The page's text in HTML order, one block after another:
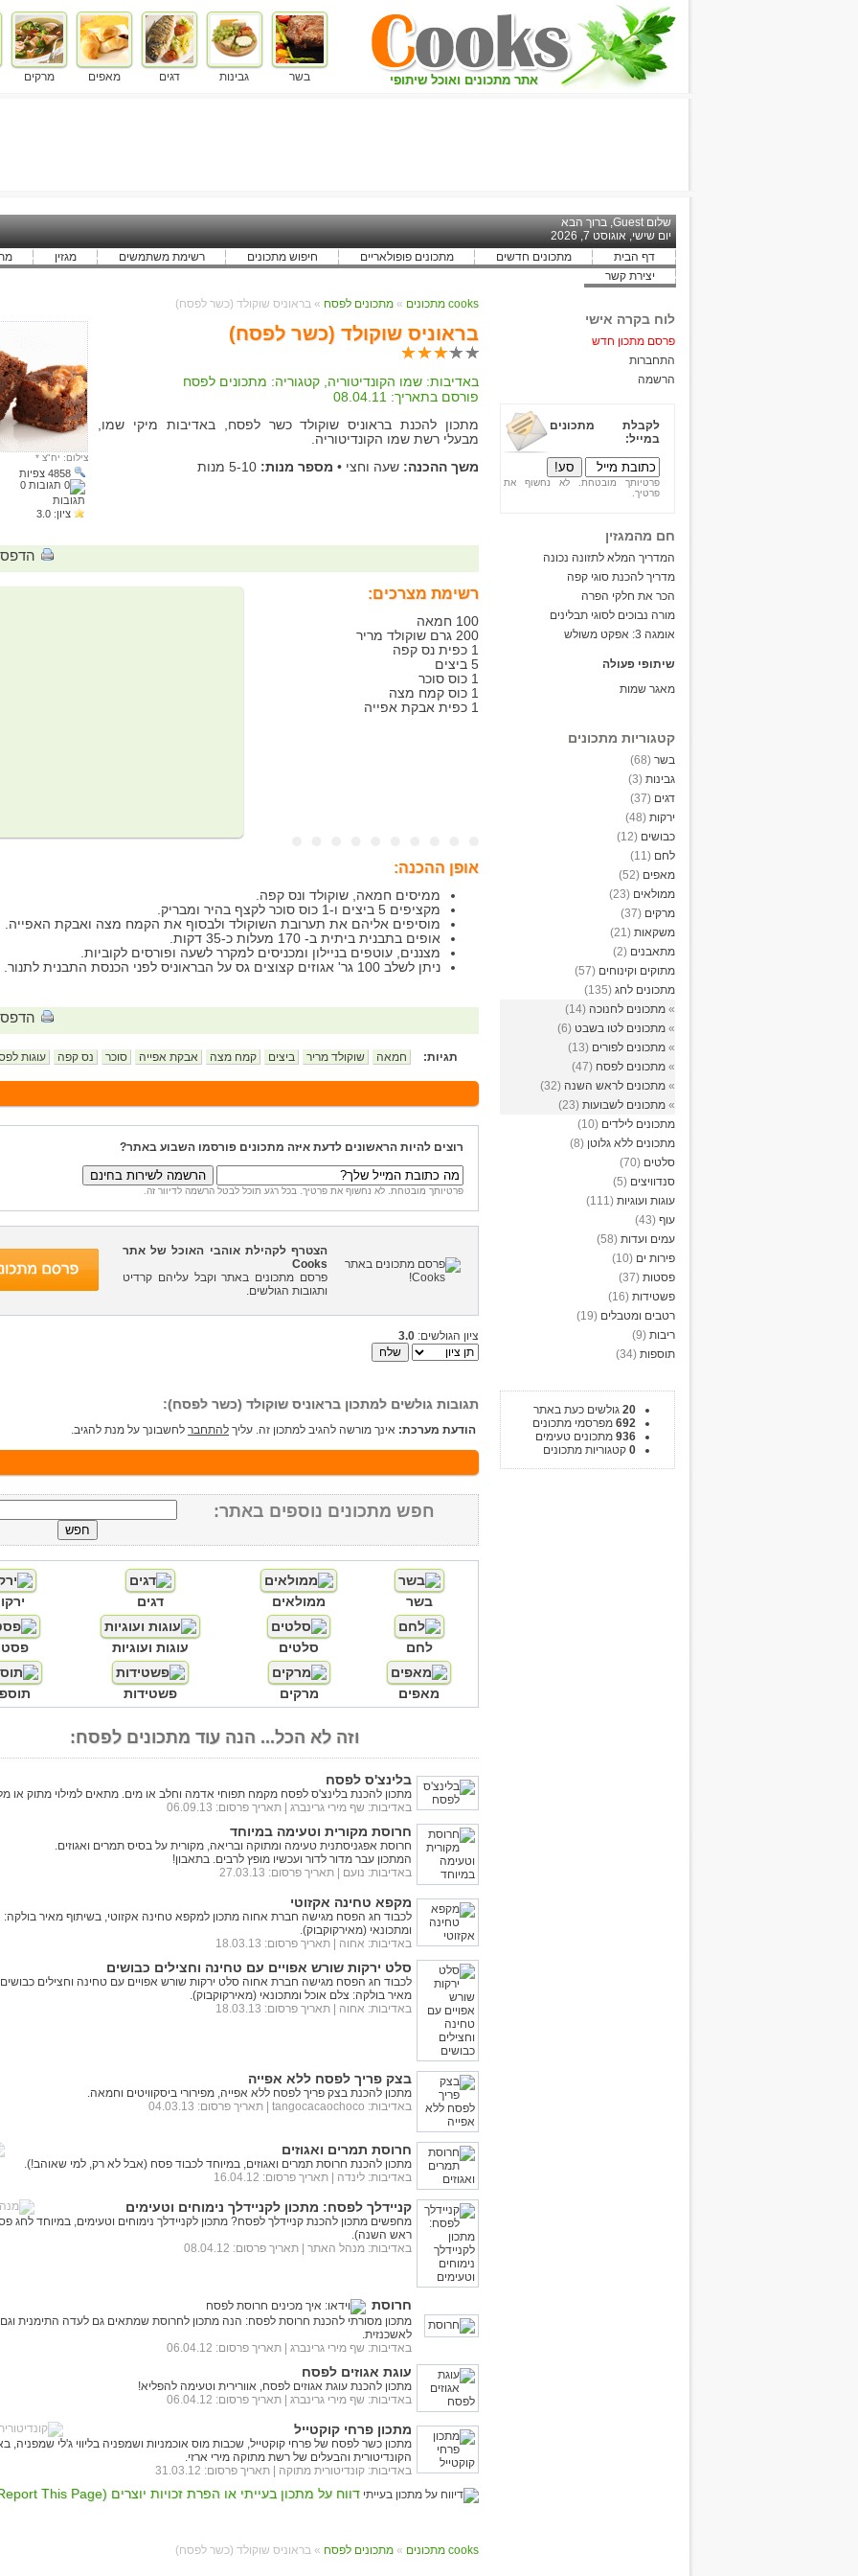
אתר מתכונים ואוכל שיתופי בשר גבינות דגים מאפים מרקים
שלום Guest, ברוך הבא
יום שישי, אוגוסט 7, 2026
דף הבית
מתכונים חדשים מתכונים פופולאריים חיפוש מתכונים רשימת משתמשים מגזין
יצירת קשר
לוח בקרה אישי
פרסם מתכון חדש
התחברות
הרשמה
לקבלת מתכונים
במייל:
פרטיותך מובטחת. לא נחשוף את
פרטיך.
חם מהמגזין
המדריך המלא לתזונה נכונה
מדריך להכנת סוגי קפה
הכר את חלקי הפרה
מורה נבוכים לסוגי תבלינים
אומגה 3: אפקט משולש
שיתופי פעולה
מאגר שמות
קטגוריות מתכונים
בשר (68)
גבינות (3)
דגים (37)
ירקות (48)
כבושים (12)
לחם (11)
מאפים (52)
ממולאים (23)
מרקים (37)
משקאות (21)
מתאבנים (2)
מתוקים וקינוחים (57)
מתכונים לחג (135)
» מתכונים לחנוכה (14)
» מתכונים לטו בשבט (6)
» מתכונים לפורים (13)
» מתכונים לפסח (47)
» מתכונים לראש השנה (32)
» מתכונים לשבועות (23)
מתכונים לילדים (10)
מתכונים ללא גלוטן (8)
סלטים (70)
סנדוויצים (5)
עוגות ועוגיות (111)
עוף (43)
עמים ועדות (58)
פירות ים (10)
פסטות (37)
פשטידות (16)
רטבים ומטבלים (19)
ריבות (9)
תוספות (34)
20 גולשים כעת באתר
692 מפרסמי מתכונים
936 מתכונים טעימים
0 קטגוריות מתכונים
צילום: יח"צ *
תגובות
ציון: 3.0
cooks מתכונים » מתכונים לפסח » בראוניס שוקולד (כשר לפסח)
בראוניס שוקולד (כשר לפסח)
באדיבות: שמו הקונדיטוריה, קטגוריה: מתכונים לפסח
פורסם בתאריך: 08.04.11
מתכון להכנת בראוניס שוקולד כשר לפסח, באדיבות מיקי שמו,
מבעלי רשת שמו הקונדיטוריה.
משך ההכנה: שעה וחצי • מספר מנות: 5-10 מנות
רשימת מצרכים:
100 חמאה
200 גרם שוקולד מריר
1 כפית נס קפה
5 ביצים
1 כוס סוכר
1 כוס קמח מצה
1 כפית אבקת אפייה
אופן ההכנה:
ממיסים חמאה, שוקולד ונס קפה.
מקציפים 5 ביצים ו-1 כוס סוכר לקצף בהיר ומבריק.
מוסיפים אליהם את תערובת השוקולד ולבסוף את הקמח מצה ואבקת האפייה.
אופים בתבנית ביתית ב- 170 מעלות כ-35 דקות.
מצננים, עוטפים בניילון ומכניסים למקרר לשעה ופורסים לקוביות.
ניתן לשלב 100 גר' אגוזים קצוצים גס על הבראוניס לפני הכנסת התבנית לתנור.
תגיות: חמאה שוקולד מריר ביצים קמח מצה אבקת אפייה סוכר נס קפה עוגות
רוצים להיות הראשונים לדעת איזה מתכונים פורסמו השבוע באתר?
פרטיותך מובטחת. לא נחשוף את פרטיך. בכל רגע תוכל לבטל הרשמה לדיוור זה.
הצטרף לקהילת אוהבי האוכל של אתר
Cooks
פרסם מתכונים באתר וקבל עליהם קרדיט
ותגובות הגולשים.
ציון הגולשים: 3.0
תגובות גולשים למתכון בראוניס שוקולד (כשר לפסח):
הודעת מערכת: אינך מורשה להגיב למתכון זה. עליך להתחבר לחשבונך על מנת להגיב.
חפש מתכונים נוספים באתר:
בשר ממולאים דגים
לחם סלטים עוגות ועוגיות
מאפים מרקים פשטידות
וזה לא הכל... הנה עוד מתכונים לפסח:
בלינצ'ס לפסח
מתכון להכנת בלינצ'ס לפסח מקמח תפוחי אדמה וחלב או מים. מתאים למילוי מתוק או
באדיבות: שף מירי גרינברג | תאריך פרסום: 06.09.13
חרוסת מקורית וטעימה במיוחד
חרוסת אפגניסתנית טעימה ומתוקה ובריאה, מקורית על בסיס תמרים ואגוזים.
המתכון עבר מדור לדור ועכשיו מופץ לרבים. בתאבון!
באדיבות: נועם | תאריך פרסום: 27.03.13
מקפא טחינה אקזוטי
לכבוד חג הפסח מגישה חברת אחוה מתכון למקפא טחינה אקזוטי, בשיתוף מאיר בולקה:
ומתכונאי (מאירקוקבוק).
באדיבות: אחוה | תאריך פרסום: 18.03.13
סלט ירקות שורש אפויים עם טחינה וחצילים כבושים
לכבוד חג הפסח מגישה חברת אחוה סלט ירקות שורש אפויים עם טחינה וחצילים
מאיר בולקה: צלם אוכל ומתכונאי (מאירקוקבוק).
באדיבות: אחוה | תאריך פרסום: 18.03.13
בצק פריך לפסח ללא אפייה
מתכון להכנת בצק פריך לפסח ללא אפייה, מפירורי ביסקוויטים וחמאה.
באדיבות: tangocacaochoco | תאריך פרסום: 04.03.13
חרוסת תמרים ואגוזים
מתכון להכנת חרוסת תמרים ואגוזים, במיוחד לכבוד פסח (אבל לא רק, למי שאוהב!).
באדיבות: לינדה | תאריך פרסום: 16.04.12
קניידלך לפסח: מתכון לקניידלך נימוחים וטעימים
מחפשים מתכון להכנת קניידלך לפסח? מתכון לקניידלך נימוחים וטעימים, במיוחד לחג
ראש השנה).
באדיבות: מנהל האתר | תאריך פרסום: 08.04.12
חרוסת
מתכון מסורתי להכנת חרוסת לפסח: הנה מתכון לחרוסת שמתאים גם לעדה התימנית וגם
לאשכנזית.
באדיבות: שף מירי גרינברג | תאריך פרסום: 06.04.12
עוגת אגוזים לפסח
מתכון להכנת עוגת אגוזים לפסח, אוורירית וטעימה להפליא!
באדיבות: שף מירי גרינברג | תאריך פרסום: 06.04.12
מתכון פרחי קוקטייל
מתכון כשר לפסח של פרחי קוקטייל, שכבות מוס אוכמניות ושמפניה בליווי ג'לי שמפניה,
הקונדיטורית והבעלים של רשת מתוקה מירי ארזי.
באדיבות: קונדיטורית מתוקה | תאריך פרסום: 31.03.12
דווח על מתכון בעייתי או הפרת זכויות יוצרים (Report This Page)
cooks מתכונים » מתכונים לפסח » בראוניס שוקולד (כשר לפסח)